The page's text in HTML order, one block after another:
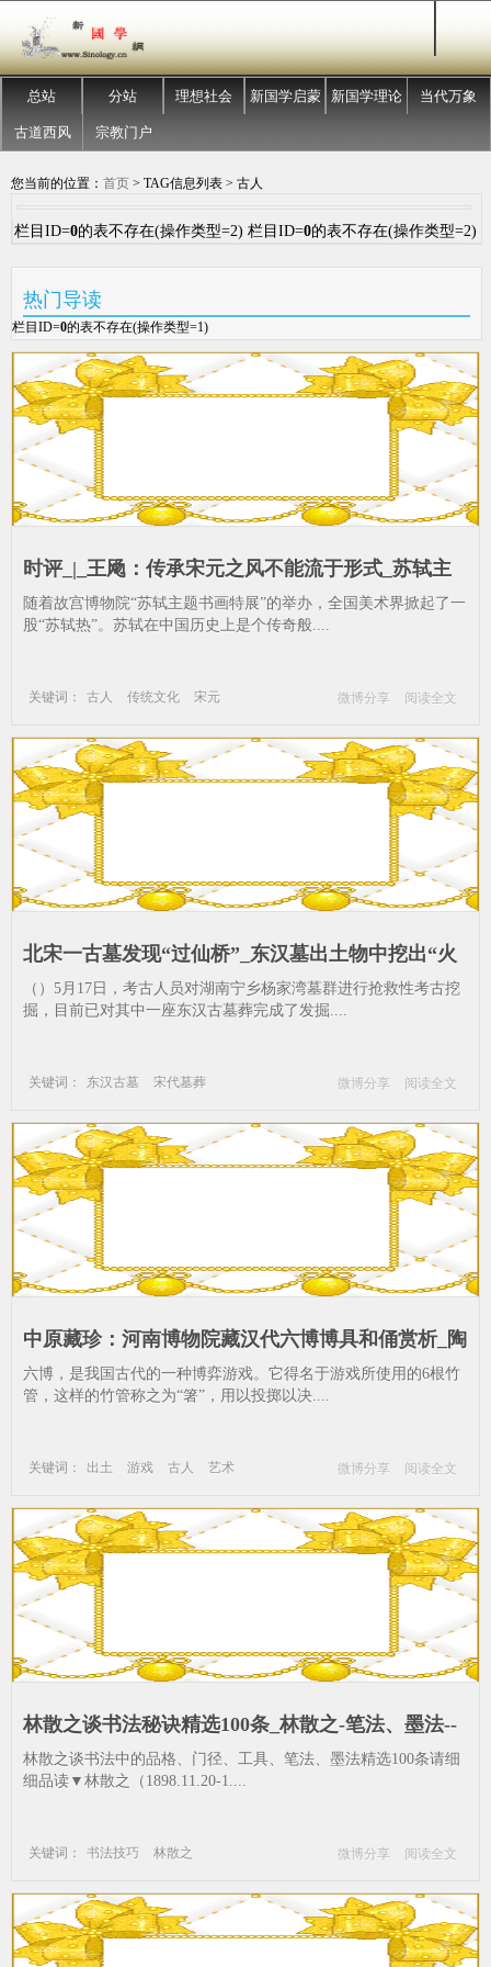
总站 分站 理想社会 新国学启蒙 新国学理论 当代万象
古道西风 宗教门户
您当前的位置： 首页 > TAG信息列表 > 古人
栏目ID=0的表不存在(操作类型=2) 栏目ID=0的表不存在(操作类型=2)
热门导读
栏目ID=0的表不存在(操作类型=1)
时评_|_王飏：传承宋元之风不能流于形式_苏轼主
题书画特展-古人-传统文化
随着故宫博物院“苏轼主题书画特展”的举办，全国美术界掀起了一
股“苏轼热”。苏轼在中国历史上是个传奇般....
关键词： 古人 传统文化
宋元
微博分享 阅读全文
北宋一古墓发现“过仙桥”_东汉墓出土物中挖出“火
锅套具”_宋代墓葬-杨家湾墓群-过仙桥--器物-古人-
支架
（）5月17日，考古人员对湖南宁乡杨家湾墓群进行抢救性考古挖
掘，目前已对其中一座东汉古墓葬完成了发掘....
关键词： 东汉古墓
宋代墓葬
支架
微博分享 阅读全文
中原藏珍：河南博物院藏汉代六博博具和俑赏析_陶
器-出土-游戏-古人
​六博，是我国古代的一种博弈游戏。它得名于游戏所使用的6根竹
管，这样的竹管称之为“箸”，用以投掷以决....
关键词： 出土 游戏 古人
艺术
微博分享 阅读全文
林散之谈书法秘诀精选100条_林散之-笔法、墨法--
要有-要用-古人
林散之谈书法中的品格、门径、工具、笔法、墨法精选100条请细
细品读▼林散之（1898.11.20-1....
关键词： 书法技巧
林散之
微博分享 阅读全文